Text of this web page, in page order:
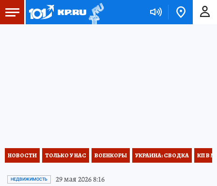
НОВОСТИ ТОЛЬКО У НАС ВОЕНКОРЫ УКРАИНА: СВОДКА КП В
НЕДВИЖИМОСТЬ 29 мая 2026 8:16